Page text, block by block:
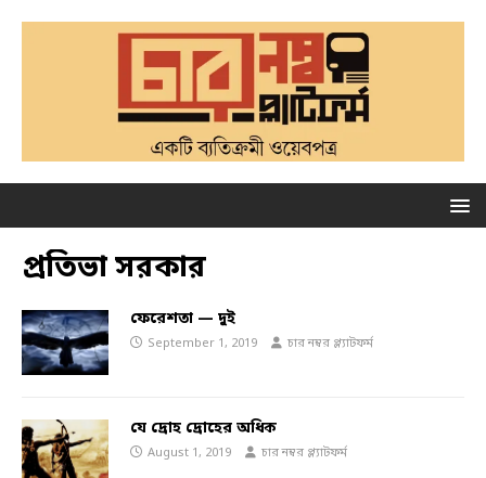
প্রতিভা সরকার
ফেরেশতা — দুই
September 1, 2019 চার নম্বর প্ল্যাটফর্ম
যে দ্রোহ দ্রোহের অধিক
August 1, 2019 চার নম্বর প্ল্যাটফর্ম